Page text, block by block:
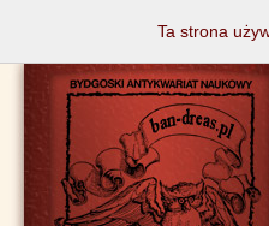
Ta strona